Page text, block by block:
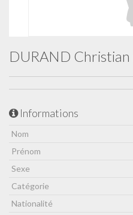
DURAND Christian
Informations
Nom
Prénom
Sexe
Catégorie
Nationalité